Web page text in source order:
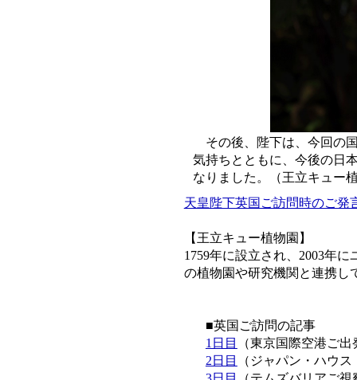
その後、陛下は、今回の
気持ちとともに、今後の日
なりました。（王立キュー
天皇陛下英国ご訪問時のご発
【王立キュー植物園】
1759年に設立され、2003年
の植物園や研究機関と連携し
■英国ご訪問の記事
1日目
（東京国際空港ご
2日目
（ジャパン・ハウ